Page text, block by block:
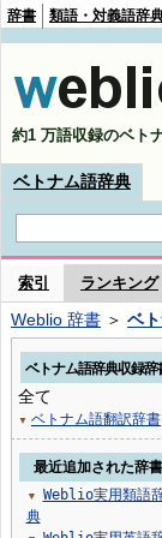
辞書 類語・対義語辞
約1 万語収録のベト
ベトナム語辞典
索引 ランキング
Weblio 辞書 ＞ ベ
ベトナム語辞典収録辞
全て
▼ ベトナム語翻訳辞書
最近追加された辞書
▼
Weblio実用類語
典